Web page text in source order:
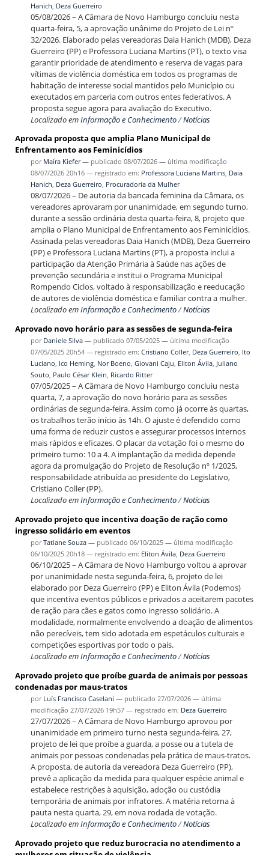
Hanich Deza Guerreiro
05/08/2026 – A Câmara de Novo Hamburgo concluiu nesta
quarta-feira, 5, a aprovação unânime do Projeto de Lei nº
32/2026. Elaborado pelas vereadoras Daia Hanich (MDB), Deza
Guerreiro (PP) e Professora Luciana Martins (PT), o texto visa
garantir prioridade de atendimento e reserva de vagas para
vítimas de violência doméstica em todos os programas de
habitação de interesse social mantidos pelo Município ou
executados em parceria com outros entes federativos. A
proposta segue agora para avaliação do Executivo.
Localizado emInformação e Conhecimento/Notícias
Aprovada proposta que amplia Plano Municipal de
Enfrentamento aos Feminicídios
por Maíra Kiefer — publicado 08/07/2026 — última modificação
08/07/2026 20h16 — registrado em: Professora Luciana Martins, Daia
Hanich, Deza Guerreiro, Procuradoria da Mulher
08/07/2026 – De autoria da bancada feminina da Câmara, os
vereadores aprovaram por unanimidade, em segundo turno,
durante a sessão ordinária desta quarta-feira, 8, projeto que
amplia o Plano Municipal de Enfrentamento aos Feminicídios.
Assinada pelas vereadoras Daia Hanich (MDB), Deza Guerreiro
(PP) e Professora Luciana Martins (PT), a proposta inclui a
participação da Atenção Primária à Saúde nas ações de
prevenção secundária e institui o Programa Municipal
Rompendo Ciclos, voltado à responsabilização e reeducação
de autores de violência doméstica e familiar contra a mulher.
Localizado emInformação e Conhecimento/Notícias
Aprovado novo horário para as sessões de segunda-feira
por Daniele Silva — publicado 07/05/2025 — última modificação
07/05/2025 20h54 — registrado em: Cristiano Coller, Deza Guerreiro, Ito
Luciano, Ico Heming, Nor Boeno, Giovani Caju, Eliton Ávila, Juliano
Souto, Paulo César Klein, Ricardo Ritter
07/05/2025 – A Câmara de Novo Hamburgo concluiu nesta
quarta, 7, a aprovação do novo horário para as sessões
ordinárias de segunda-feira. Assim como já ocorre às quartas,
os trabalhos terão início às 14h. O ajuste é defendido como
uma forma de reduzir custos e assegurar processos internos
mais rápidos e eficazes. O placar da votação foi o mesmo do
primeiro turno: 10 a 4. A implantação da medida depende
agora da promulgação do Projeto de Resolução nº 1/2025,
responsabilidade atribuída ao presidente do Legislativo,
Cristiano Coller (PP).
Localizado emInformação e Conhecimento/Notícias
Aprovado projeto que incentiva doação de ração como
ingresso solidário em eventos
porTatiane Souza — publicado 06/10/2025 — última modificação
06/10/2025 20h18 — registrado em: Eliton Ávila, Deza Guerreiro
06/10/2025 – A Câmara de Novo Hamburgo voltou a aprovar
por unanimidade nesta segunda-feira, 6, projeto de lei
elaborado por Deza Guerreiro (PP) e Eliton Ávila (Podemos)
que incentiva eventos públicos e privados a aceitarem pacotes
de ração para cães e gatos como ingresso solidário. A
modalidade, normalmente envolvendo a doação de alimentos
não perecíveis, tem sido adotada em espetáculos culturais e
competições esportivas por todo o país.
Localizado emInformação e Conhecimento/Notícias
Aprovado projeto que proíbe guarda de animais por pessoas
condenadas por maus-tratos
por Luís Francisco Caselani — publicado 27/07/2026 — última
modificação 27/07/2026 19h57 — registrado em: Deza Guerreiro
27/07/2026 – A Câmara de Novo Hamburgo aprovou por
unanimidade em primeiro turno nesta segunda-feira, 27,
projeto de lei que proíbe a guarda, a posse ou a tutela de
animais por pessoas condenadas pela prática de maus-tratos.
A proposta, de autoria da vereadora Deza Guerreiro (PP),
prevê a aplicação da medida para qualquer espécie animal e
estabelece restrições à aquisição, adoção ou custódia
temporária de animais por infratores. A matéria retorna à
pauta nesta quarta, 29, em nova rodada de votação.
Localizado emInformação e Conhecimento/Notícias
Aprovado projeto que reduz burocracia no atendimento a